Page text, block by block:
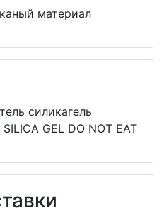
материал
силикагель
GEL DO NOT EAT